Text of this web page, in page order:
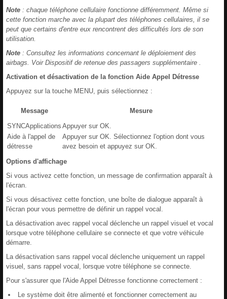
Note : chaque téléphone cellulaire fonctionne différemment. Même si
cette fonction marche avec la plupart des téléphones cellulaires, il se
peut que certains d'entre eux rencontrent des difficultés lors de son
utilisation.
Note : Consultez les informations concernant le déploiement des
airbags. Voir Dispositif de retenue des passagers supplémentaire .
Activation et désactivation de la fonction Aide Appel Détresse
Appuyez sur la touche MENU, puis sélectionnez :
Message
Mesure
SYNCApplications Appuyer sur OK.
Aide à l'appel de
détresse
Appuyer sur OK. Sélectionnez l'option dont vous
avez besoin et appuyez sur OK.
Options d'affichage
Si vous activez cette fonction, un message de confirmation apparaît à
l'écran.
Si vous désactivez cette fonction, une boîte de dialogue apparaît à
l'écran pour vous permettre de définir un rappel vocal.
La désactivation avec rappel vocal déclenche un rappel visuel et vocal
lorsque votre téléphone cellulaire se connecte et que votre véhicule
démarre.
La désactivation sans rappel vocal déclenche uniquement un rappel
visuel, sans rappel vocal, lorsque votre téléphone se connecte.
Pour s'assurer que l'Aide Appel Détresse fonctionne correctement :
Le système doit être alimenté et fonctionner correctement au